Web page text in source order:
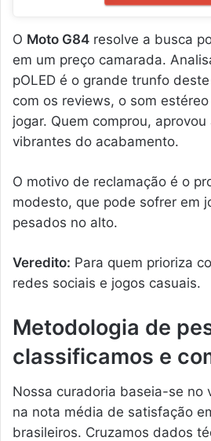
O Moto G84 resolve a busca
em um preço camarada.
pOLED é o grande trunfo
com os reviews, o som
jogar. Quem comprou,
vibrantes do acabamento.
O motivo de reclamação é o
modesto, que pode sofrer em
pesados no alto.
Veredito: Para quem prioriza
redes sociais e jogos casuais.
Metodologia de
classificamos e
Nossa curadoria baseia-se no
na nota média de satisfação
brasileiros. Cruzamos dados